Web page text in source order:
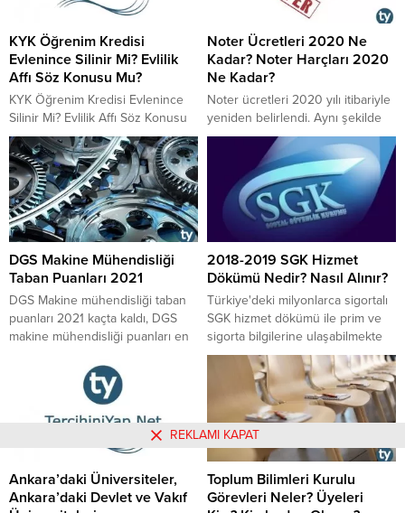
KYK Öğrenim Kredisi
Evlenince Silinir Mi? Evlilik
Affı Söz Konusu Mu?
KYK Öğrenim Kredisi Evlenince
Silinir Mi? Evlilik Affı Söz Konusu
Mu?
Noter Ücretleri 2020 Ne
Kadar? Noter Harçları 2020
Ne Kadar?
Noter ücretleri 2020 yılı itibariyle
yeniden belirlendi. Aynı şekilde
noter harç ücretleri de yeniden
belirlenmiş oldu. 2020 yılı noter
araç satış ücreti ne kadardır?
Diploma noter onayı ne kadardır?
Ölüme bağlı tasarruf olarak
bilinen vasiyetname ücreti 2020
yılında ne kadardır? Gayrimenkul
ve menkullerin idaresi harcı binde
kaçtır? İşte detaylar...
DGS Makine Mühendisliği
Taban Puanları 2021
​​​​​​​DGS Makine mühendisliği taban
puanları 2021 kaçta kaldı, DGS
makine mühendisliği puanları en
DGS makine mühendisliği taban
puanı kaçtır gibi soruların
cevaplarını yazımızda
bulabilirsiniz.
2018-2019 SGK Hizmet
Dökümü Nedir? Nasıl Alınır?
Türkiye'deki milyonlarca sigortalı
SGK hizmet dökümü ile prim ve
sigorta bilgilerine ulaşabilmekte
ve gerektiğinde bu bilgileri temin
ederek kullanabilmektedirler.
Hizmet dökümünde kişinin
çalıştığı şirkete, sigortaların
ödeme bilgilerine ve sigortalı gün
sayısı gibi bilgilere
ulaşılabilmektedir. Peki SGK
Hizmet Dökümü Nasıl Alınır?
Ankara’daki Üniversiteler,
Ankara’daki Devlet ve Vakıf
Toplum Bilimleri Kurulu
Görevleri Neler? Üyeleri
REKLAMI KAPAT